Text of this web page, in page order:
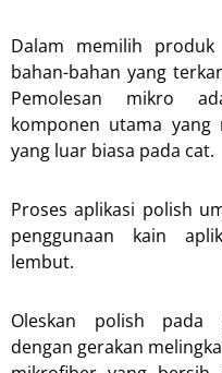
Dalam memilih
bahan-bahan yang
Pemolesan mikro
komponen utama yang
yang luar biasa pada cat.
Proses aplikasi polish
penggunaan kain
lembut.
Oleskan polish pada
dengan gerakan